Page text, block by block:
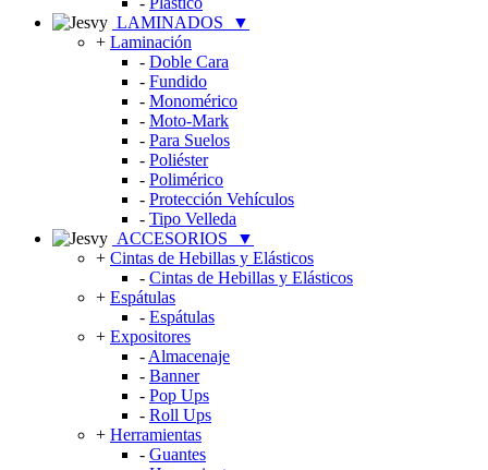
LAMINADOS
▼
+ Laminación
- Doble Cara
- Fundido
- Monomérico
- Moto-Mark
- Para Suelos
- Poliéster
- Polimérico
- Protección Vehículos
- Tipo Velleda
ACCESORIOS
▼
+ Cintas de Hebillas y Elásticos
- Cintas de Hebillas y Elásticos
+ Espátulas
- Espátulas
+ Expositores
- Almacenaje
- Banner
- Pop Ups
- Roll Ups
+ Herramientas
- Guantes